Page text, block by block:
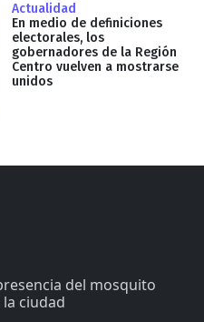
Actualidad
En medio de definiciones
electorales, los
gobernadores de la Región
Centro vuelven a mostrarse
unidos
del mosquito
ciudad